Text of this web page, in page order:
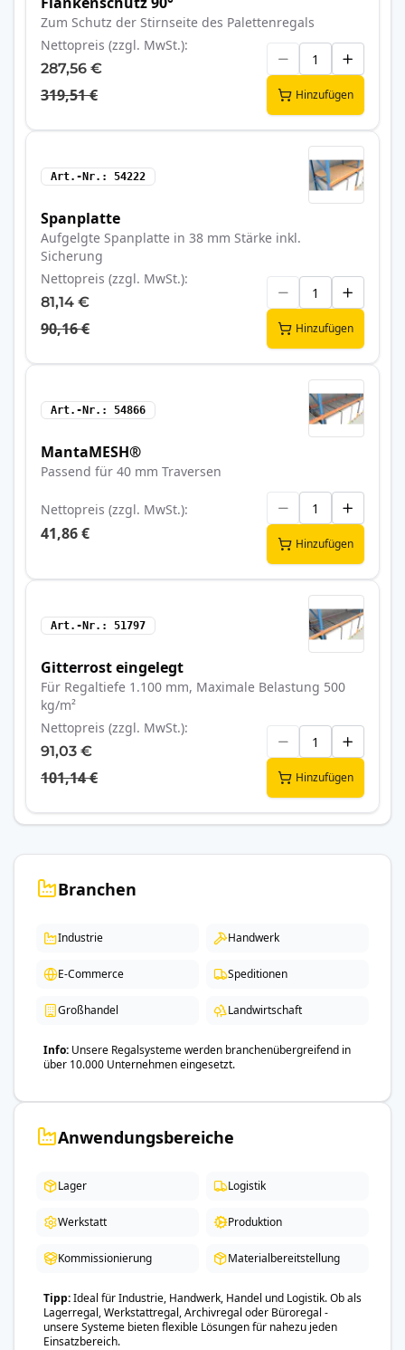
Zum Schutz der Stirnseite des Palettenregals
Nettopreis (zzgl. MwSt.)
287,56 €
319,51 € Hinzufügen
Art.-Nr. 54222
Spanplatte
Aufgelgte Spanplatte in 38 mm Stärke inkl.
Sicherung
Nettopreis (zzgl. MwSt.)
81,14 €
90,16 € Hinzufügen
Art.-Nr. 54866
MantaMESH®
Passend für 40 mm Traversen
Nettopreis (zzgl. MwSt.)
41,86 €
Hinzufügen
Art.-Nr. 51797
Gitterrost eingelegt
Für Regaltiefe 1.100 mm, Maximale Belastung 500
kg/m²
Nettopreis (zzgl. MwSt.)
91,03 €
101,14 € Hinzufügen
Branchen
Industrie Handwerk
E-Commerce Speditionen
Großhandel Landwirtschaft
Info Unsere Regalsysteme werden branchenübergreifend in
über 10.000 Unternehmen eingesetzt.
Anwendungsbereiche
Lager Logistik
Werkstatt Produktion
Kommissionierung Materialbereitstellung
Tipp Ideal für Industrie, Handwerk, Handel und Logistik. Ob als
Lagerregal, Werkstattregal, Archivregal oder Büroregal -
unsere Systeme bieten flexible Lösungen für nahezu jeden
Einsatzbereich.